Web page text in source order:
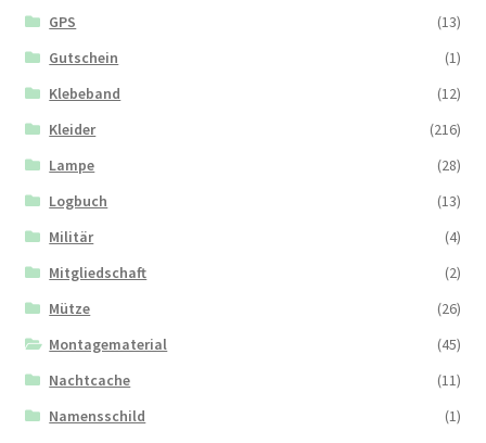
GPS
(13)
Gutschein
(1)
Klebeband
(12)
Kleider
(216)
Lampe
(28)
Logbuch
(13)
Militär
(4)
Mitgliedschaft
(2)
Mütze
(26)
Montagematerial
(45)
Nachtcache
(11)
Namensschild
(1)